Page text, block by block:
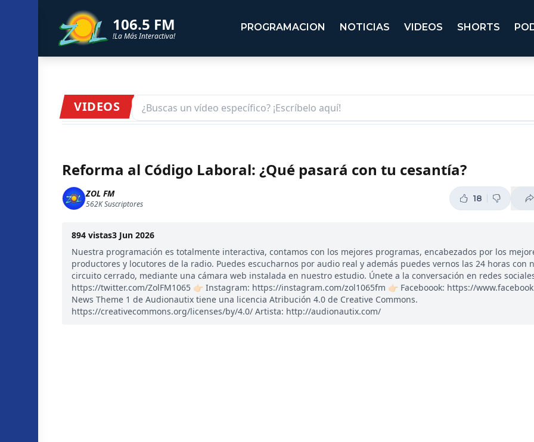
106.5 FM
!La Más Interactiva!
PROGRAMACION NOTICIAS VIDEOS SHORTS
VIDEOS
Reforma al Código Laboral: ¿Qué pasará con tu cesantía?
ZOL FM
562KSuscriptores
18
894 vistas3 Jun 2026
Nuestra programación es totalmente interactiva, contamos con los mejores programas, encabezados por los
productores y locutores de la radio. Puedes escucharnos por audio real y además puedes vernos las 24 horas con
circuito cerrado, mediante una cámara web instalada en nuestro estudio. Únete a la conversación en redes sociales:
https://twitter.com/ZolFM1065 👉🏻 Instagram: https://instagram.com/zol1065fm 👉🏻 Faceboook: https://
News Theme 1 de Audionautix tiene una licencia Atribución 4.0 de Creative Commons.
https://creativecommons.org/licenses/by/4.0/ Artista: http://audionautix.com/